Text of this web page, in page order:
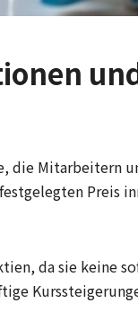
Mitarbeitern
Preis
da sie keine